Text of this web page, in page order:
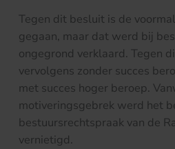
Tegen dit besluit is de
gegaan, maar dat werd bij
ongegrond verklaard. Tegen
vervolgens zonder succes
met succes hoger beroep.
motiveringsgebrek werd het
bestuursrechtspraak van de
vernietigd.